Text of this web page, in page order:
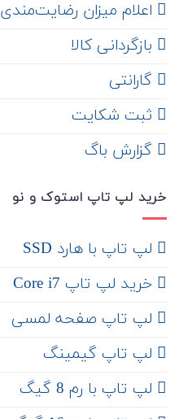
اعلام میزان رضایت‌مندی
‌ بازگردانی کالا
گارانتی
ثبت شکایت
‌ گزارش باگ
خرید لپ تاپ استوک و نو
لپ تاپ با هارد SSD
خرید لپ تاپ Core i7
لپ تاپ صفحه لمسی
لپ تاپ گیمینگ
لپ تاپ با رم 8 گیگ